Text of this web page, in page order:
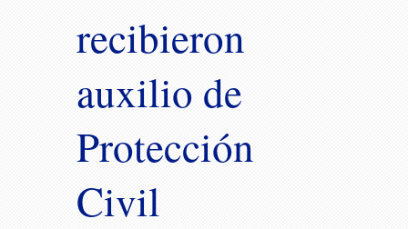
recibieron
auxilio de
Protección
Civil